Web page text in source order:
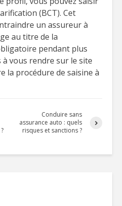
(BCT). Cet
un assureur à
au titre de la
pendant plus
à vous rendre sur le site
la procédure de saisine à
Conduire sans
assurance auto : quels
risques et sanctions ?